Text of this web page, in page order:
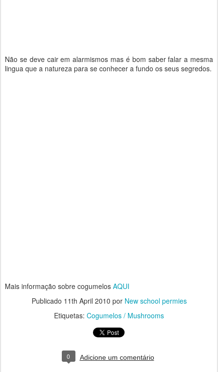
Não se deve cair em alarmismos mas é bom saber falar a mesma
lingua que a natureza para se conhecer a fundo os seus segredos.
Mais informação sobre cogumelos AQUI
Publicado 11th April 2010 por New school permies
Etiquetas: Cogumelos / Mushrooms
0 Adicione um comentário